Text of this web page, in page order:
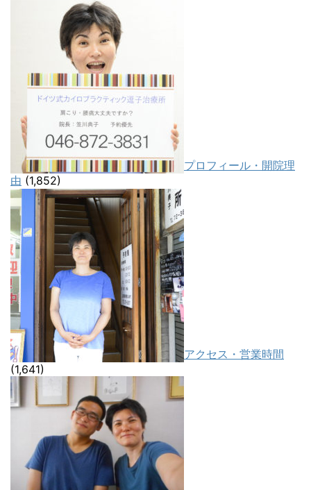
プロフィール・開院理
由 (1,852)
アクセス・営業時間
(1,641)